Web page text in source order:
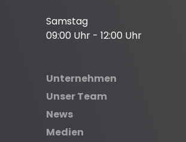
Samstag
09:00 Uhr - 12:00 Uhr
Unternehmen
Unser Team
News
Medien